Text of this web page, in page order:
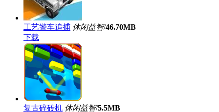
工艺警车追捕 休闲益智/46.70MB
下载
复古碎砖机 休闲益智/5.5MB